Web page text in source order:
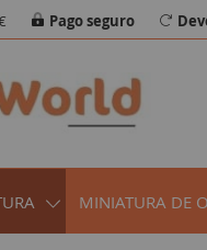
Pago seguro
MINIATURA DE